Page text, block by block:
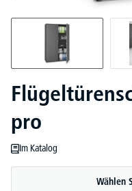
pro
Im Katalog
Wählen